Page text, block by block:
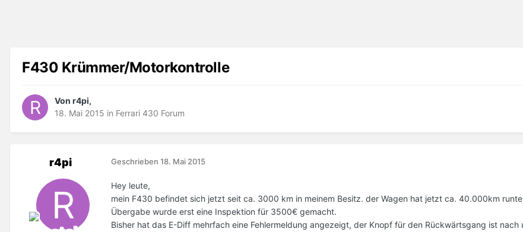
F430 Krümmer/Motorkontrolle
Von r4pi,
18. Mai 2015 in Ferrari 430 Forum
r4pi Geschrieben 18. Mai 2015
Hey leute,
mein F430 befindet sich jetzt seit ca. 3000 km in meinem Besitz. der Wagen hat jetzt ca. 40.000km
Übergabe wurde erst eine Inspektion für 3500€ gemacht.
Bisher hat das E-Diff mehrfach eine Fehlermeldung angezeigt, der Knopf für den Rückwärtsgang ist nach